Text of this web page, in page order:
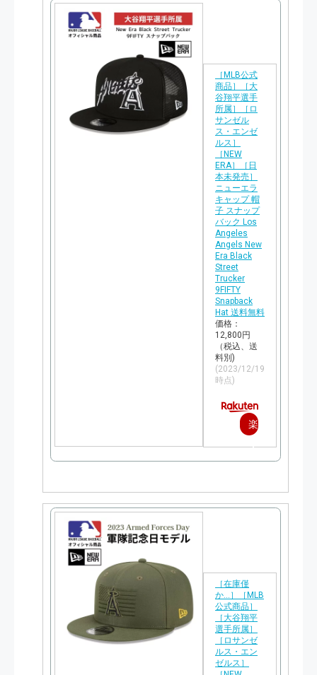
［MLB公式
商品］［大
谷翔平選手
所属］［ロ
サンゼル
ス・エンゼ
ルス］
［NEW
ERA］［日
本未発売］
ニューエラ
キャップ 帽
子 スナップ
バック Los
Angeles
Angels New
Era Black
Street
Trucker
9FIFTY
Snapback
Hat 送料無料
価格：
12,800円
（税込、送
料別)
(2023/12/19
時点)
楽
天
購
［在庫僅
か…］［MLB
公式商品］
［大谷翔平
選手所属］
［ロサンゼ
ルス・エン
ゼルス］